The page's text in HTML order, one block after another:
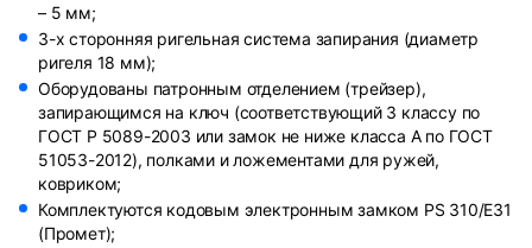
– 5 мм;
3-х сторонняя ригельная система запирания (диаметр
ригеля 18 мм);
Оборудованы патронным отделением (трейзер),
запирающимся на ключ (соответствующий 3 классу по
ГОСТ Р 5089-2003 или замок не ниже класса А по ГОСТ
51053-2012), полками и ложементами для ружей,
ковриком;
Комплектуются кодовым электронным замком PS 310/E31
(Промет);